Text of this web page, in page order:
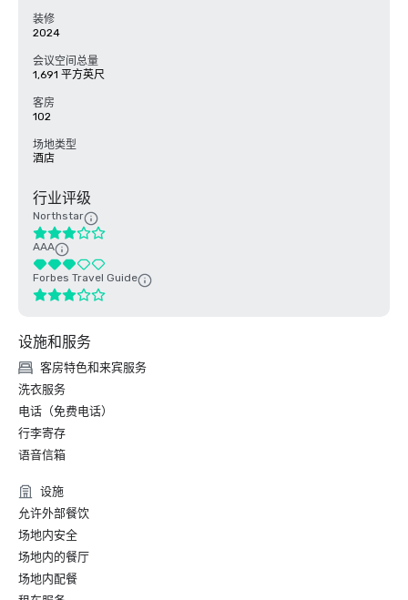
装修
2024
会议空间总量
1,691 平方英尺
客房
102
场地类型
酒店
行业评级
Northstar
AAA
Forbes Travel Guide
设施和服务
客房特色和来宾服务
洗衣服务
电话（免费电话）
行李寄存
语音信箱
设施
允许外部餐饮
场地内安全
场地内的餐厅
场地内配餐